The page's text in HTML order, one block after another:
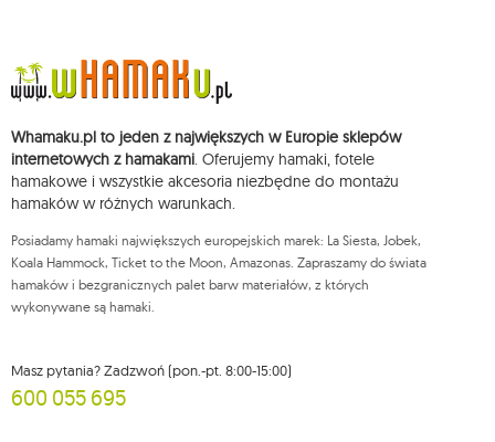
Dane będą przetwarzane w celu wysyłki newslettera i przechowywane do
chwili rezygnacji z subskrypcji.
Przysługuje Ci prawo do żądania dostępu do swoich danych osobowych,
sprzeciwu wobec przetwarzania swoich danych oraz prawo do
wniesienia skargi do organu nadzorczego oraz cofnięcia zgody w
dowolnym momencie bez wpływu na zgodność z prawem przetwarzania,
którego dokonano na podstawie zgody przed jej cofnięciem. W tym celu
możesz kontaktować się z działem obsługi klienta Mouton Interactive pod
Więcej informacji: www.mouton.pl/ODO
Whamaku.pl to jeden z największych w Europie sklepów
internetowych z hamakami. Oferujemy hamaki, fotele
hamakowe i wszystkie akcesoria niezbędne do montażu
hamaków w różnych warunkach.
Posiadamy hamaki największych europejskich marek: La Siesta, Jobek,
Koala Hammock, Ticket to the Moon, Amazonas. Zapraszamy do świata
hamaków i bezgranicznych palet barw materiałów, z których
wykonywane są hamaki.
Masz pytania? Zadzwoń (pon.-pt. 8:00-15:00)
600 055 695